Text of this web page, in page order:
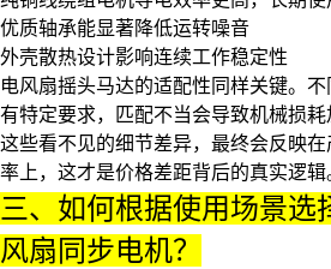
优质轴承能显著降低运转噪音
外壳散热设计影响连续工作稳定性
电风扇摇头马达的适配性同样关键。
有特定要求，匹配不当会导致机械损耗
这些看不见的细节差异，最终会反映
率上，这才是价格差距背后的真实逻辑
三、如何根据使用场景选
风扇同步电机？